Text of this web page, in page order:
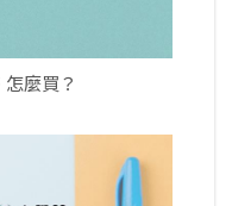
怎麼買？